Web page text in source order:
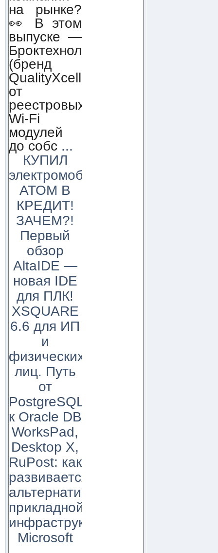
на рынке?
👀 В этом
выпуске —
Броктехнолоджи
(бренд
QualityXcellence):
от
реестровых
Wi-Fi
модулей
до собс ...
КУПИЛ
электромобиль
АТОМ В
КРЕДИТ!
ЗАЧЕМ?!
Первый
обзор
AltaIDE —
новая IDE
для ПЛК!
XSQUARE
6.6 для ИП
и
физических
лиц. Путь
от
PostgreSQL
к Oracle DB
WorksPad,
Desktop X,
RuPost: как
развивается
альтернатива
прикладной
инфраструктуре
Microsoft